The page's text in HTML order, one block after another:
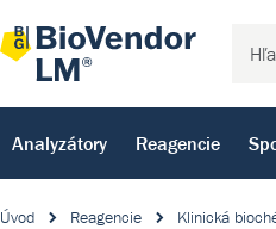
Analyzátory Reagencie
Úvod Reagencie Klinická